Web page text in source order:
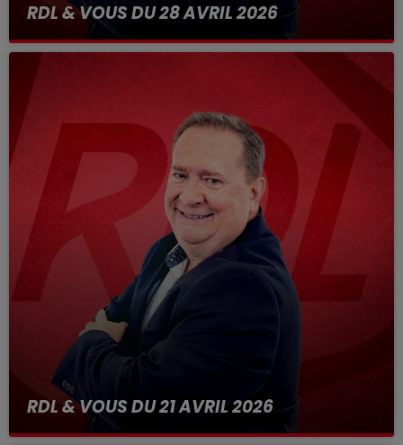
RDL & VOUS DU 28 AVRIL 2026
RDL & VOUS DU 21 AVRIL 2026